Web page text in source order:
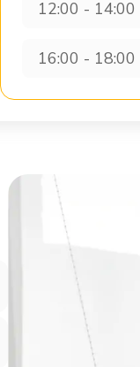
12:00 - 14:00
16:00 - 18:00